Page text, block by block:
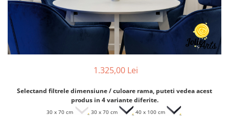
1.325,00 Lei
Selectand filtrele dimensiune / culoare rama, puteti vedea acest
produs in 4 variante diferite.
30 x 70 cm 30 x 70 cm 40 x 100 cm